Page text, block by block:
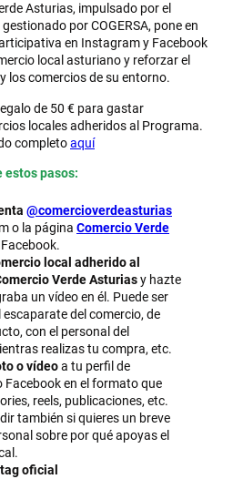
Asturias, impulsado por el
por COGERSA, pone en
en Instagram y Facebook
local asturiano y reforzar el
los comercios de su entorno.
de 50 € para gastar
locales adheridos al Programa.
completoaquí
estos pasos:
@comercioverdeasturias
o la página Comercio Verde
local adherido al
Verde Asturiasy hazte
un vídeo en él. Puede ser
del comercio, de
con el personal del
realizas tu compra, etc.
o vídeoa tu perfil de
Facebook en el formato que
reels, publicaciones, etc.
también si quieres un breve
sobre por qué apoyas el
oficial